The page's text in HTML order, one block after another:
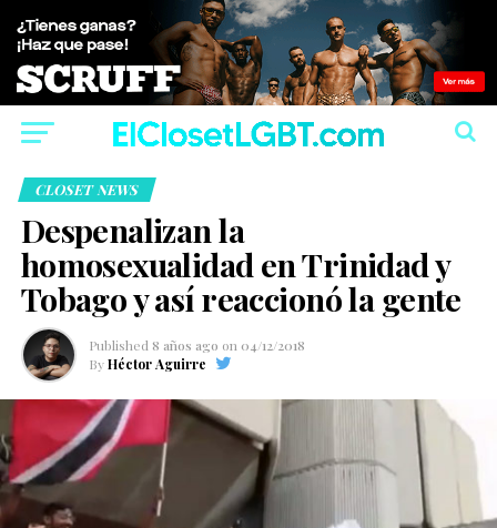
CLOSET NEWS
Despenalizan la
homosexualidad en Trinidad y
Tobago y así reaccionó la gente
Published 8 años ago on 04/12/2018
By Héctor Aguirre